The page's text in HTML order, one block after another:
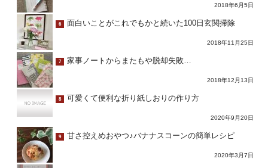
2018年6月5日
6 面白いことがこれでもかと続いた100日玄関掃除
2018年11月25日
7 家事ノートからまたもや脱却失敗…
2018年12月13日
8 可愛くて便利な折り紙しおりの作り方
2020年9月20日
9 甘さ控えめおやつ♪バナナスコーンの簡単レシピ
2020年3月7日